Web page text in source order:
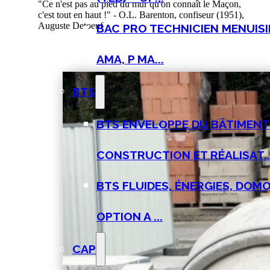
BAC PRO TECHNICIEN
AMA, P MA...
BTS
BTS ENVELOPPE DU BÂTIMENT
CONSTRUCTION ET
BTS FLUIDES, ÉNERGIES,
OPTION A ...
CAP
"Ce n'est pas au pied du mur qu'on connaît le Maçon,
c'est tout en haut !" - O.L. Barenton, confiseur (1951),
Auguste Detoeuf